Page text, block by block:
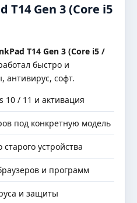
T14 Gen 3 (Core i5
T14 Gen 3 (Core i5 /
быстро и
антивирус, софт.
10 / 11 и активация
под конкретную модель
устройства
и программ
и защиты